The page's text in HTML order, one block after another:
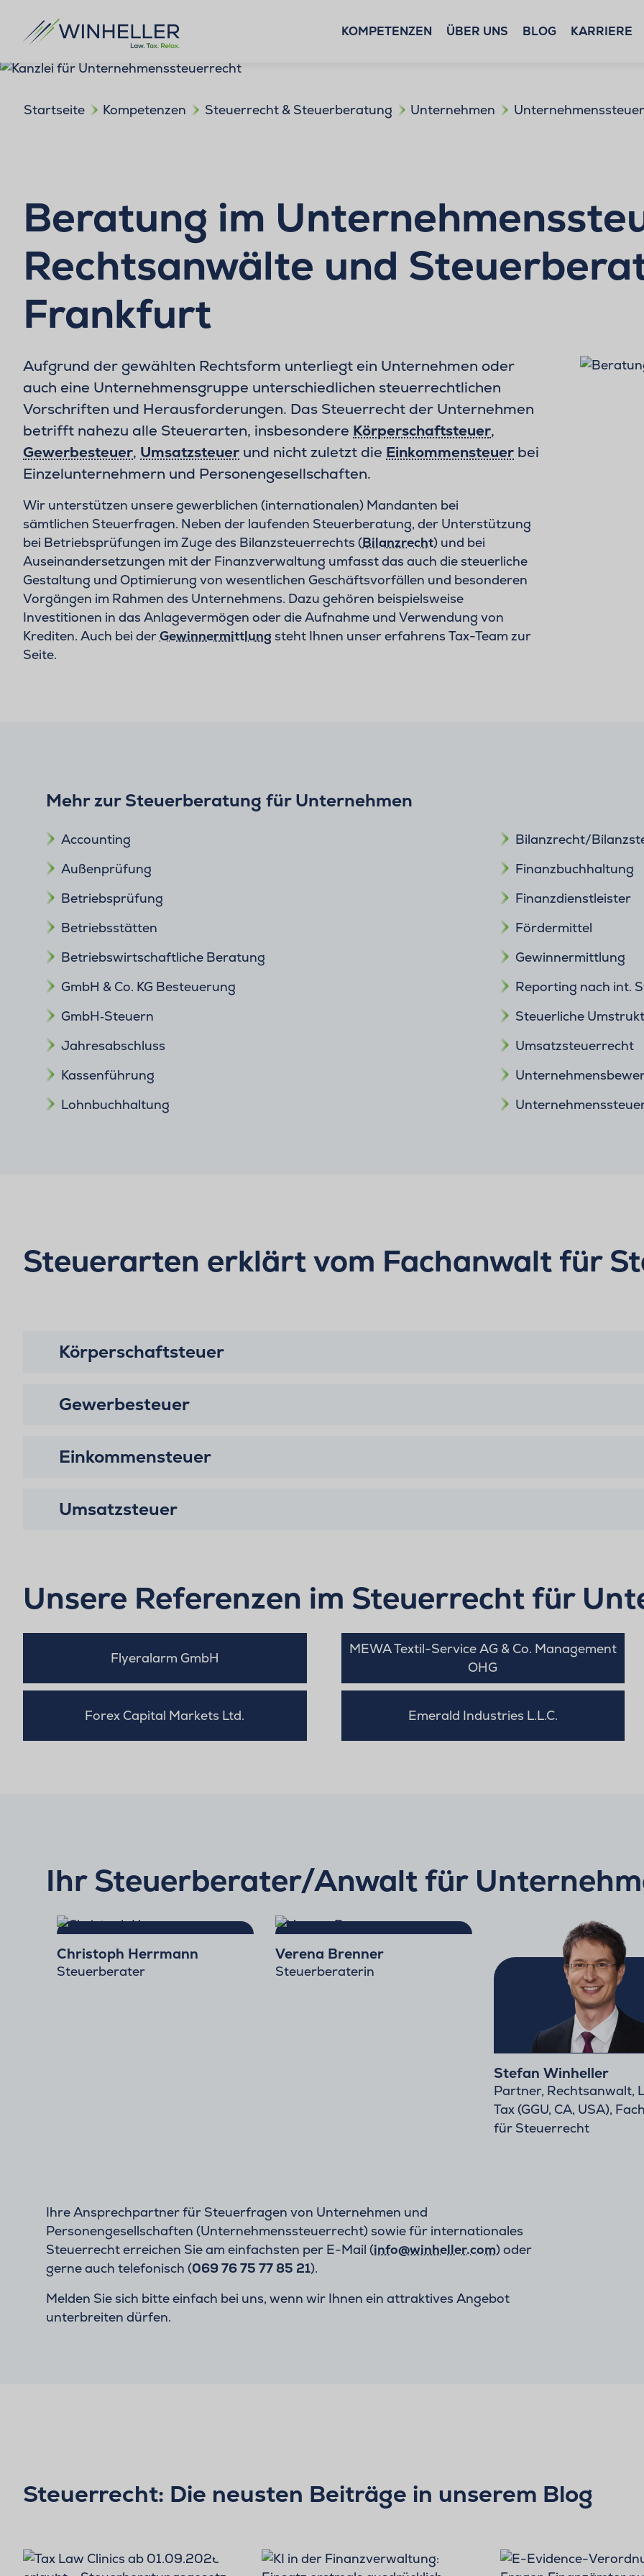
KOMPETENZEN ÜBER UNS BLOG KARRIERE
Startseite Kompetenzen Steuerrecht & Steuerberatung Unternehmen
Beratung im
Rechtsanwälte und
Frankfurt
Aufgrund der gewählten Rechtsform unterliegt ein Unternehmen oder
auch eine Unternehmensgruppe unterschiedlichen steuerrechtlichen
Vorschriften und Herausforderungen. Das Steuerrecht der Unternehmen
betrifft nahezu alle Steuerarten, insbesondere Körperschaftsteuer,
Gewerbesteuer, Umsatzsteuer und nicht zuletzt die Einkommensteuer bei
Einzelunternehmern und Personengesellschaften.
Wir unterstützen unsere gewerblichen (internationalen) Mandanten bei
sämtlichen Steuerfragen. Neben der laufenden Steuerberatung, der Unterstützung
bei Betriebsprüfungen im Zuge des Bilanzsteuerrechts (Bilanzrecht) und bei
Auseinandersetzungen mit der Finanzverwaltung umfasst das auch die steuerliche
Gestaltung und Optimierung von wesentlichen Geschäftsvorfällen und besonderen
Vorgängen im Rahmen des Unternehmens. Dazu gehören beispielsweise
Investitionen in das Anlagevermögen oder die Aufnahme und Verwendung von
Krediten. Auch bei derGewinnermittlung steht Ihnen unser erfahrens Tax-Team zur
Seite.
Mehr zur Steuerberatung für Unternehmen
Accounting
Außenprüfung
Betriebsprüfung
Betriebsstätten
Betriebswirtschaftliche Beratung
Bilanzrecht/
Finanzbuchhaltung
Finanzdienstleister
Fördermittel
Gewinnermittlung
GmbH & Co. KG Besteuerung
GmbH‑Steuern
Jahresabschluss
Kassenführung
Lohnbuchhaltung
Reporting nach int.
Steuerliche
Umsatzsteuerrecht
Steuerarten erklärt vom Fachanwalt für
Körperschaftsteuer
Gewerbesteuer
Einkommensteuer
Umsatzsteuer
Unsere Referenzen im Steuerrecht für
Flyeralarm GmbH
MEWA Textil-Service AG & Co. Management
OHG
Forex Capital Markets Ltd. Emerald Industries L.L.C.
Ihr Steuerberater/Anwalt für
Christoph Herrmann
Steuerberater
Verena Brenner
Steuerberaterin
Stefan Winheller
Partner, Rechtsanwalt,
Tax (GGU, CA, USA),
für Steuerrecht
Ihre Ansprechpartner für Steuerfragen von Unternehmen und
Personengesellschaften (Unternehmenssteuerrecht) sowie für internationales
Steuerrecht erreichen Sie am einfachsten per E-Mail (info@winheller.com) oder
gerne auch telefonisch (069 76 75 77 85 21).
Melden Sie sich bitte einfach bei uns, wenn wir Ihnen ein attraktives Angebot
unterbreiten dürfen.
Steuerrecht: Die neusten Beiträge in unserem Blog
BLOG BLOG